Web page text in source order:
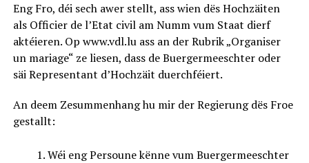
Eng Fro, déi sech awer stellt, ass wien dës Hochzäiten
als Officier de l’Etat civil am Numm vum Staat dierf
aktéieren. Op www.vdl.lu ass an der Rubrik „Organiser
un mariage“ ze liesen, dass de Buergermeeschter oder
säi Representant d’Hochzäit duerchféiert.
An deem Zesummenhang hu mir der Regierung dës Froe
gestallt:
Wéi eng Persoune kënne vum Buergermeeschter